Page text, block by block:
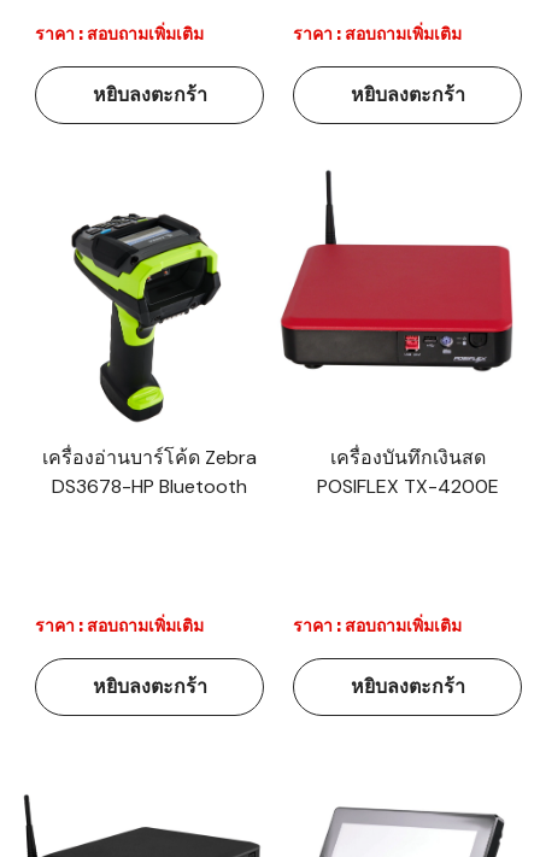
ราคา : สอบถามเพิ่มเติม
หยิบลงตะกร้า
ราคา : สอบถามเพิ่มเติม
หยิบลงตะกร้า
เครื่องอ่านบาร์โค้ด Zebra
DS3678-HP Bluetooth
ราคา : สอบถามเพิ่มเติม
หยิบลงตะกร้า
เครื่องบันทึกเงินสด
POSIFLEX TX-4200E
ราคา : สอบถามเพิ่มเติม
หยิบลงตะกร้า